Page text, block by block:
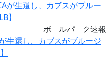
ボールパーク速報
生還し、カブスがブルージ